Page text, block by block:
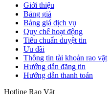
Giới thiệu
Bảng giá
Bảng giá dịch vụ
Quy chế hoạt động
Tiêu chuẩn duyệt tin
Ưu đãi
Thông tin tài khoản rao vặt
Hướng dẫn đăng tin
Hướng dẫn thanh toán
Hotline Rao Vặt